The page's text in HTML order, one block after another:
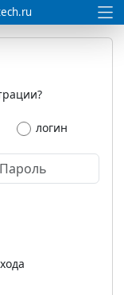
логин